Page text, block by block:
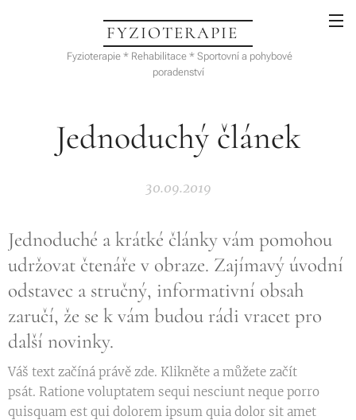
FYZIOTERAPIE
Fyzioterapie * Rehabilitace * Sportovní a pohybové
poradenství
Jednoduchý článek
30.09.2019
Jednoduché a krátké články vám pomohou
udržovat čtenáře v obraze. Zajímavý úvodní
odstavec a stručný, informativní obsah
zaručí, že se k vám budou rádi vracet pro
další novinky.
Váš text začíná právě zde. Klikněte a můžete začít
psát. Ratione voluptatem sequi nesciunt neque porro
quisquam est qui dolorem ipsum quia dolor sit amet